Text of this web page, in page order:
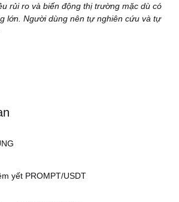
rủi ro và biến động thị trường mặc dù có
lớn. Người dùng nên tự nghiên cứu và tự
yết PROMPT/USDT